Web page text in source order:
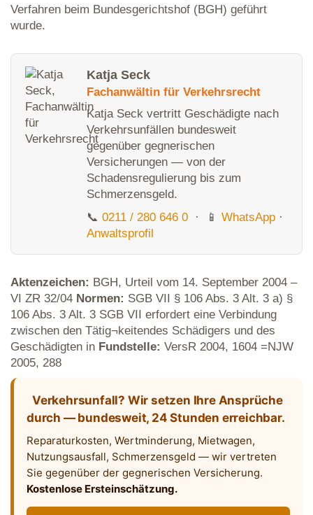
Verfahren beim Bundesgerichtshof (BGH) geführt
wurde.
Katja Seck
Fachanwältin für Verkehrsrecht
Katja Seck vertritt Geschädigte nach
Verkehrsunfällen bundesweit
gegenüber gegnerischen
Versicherungen — von der
Schadensregulierung bis zum
Schmerzensgeld.
📞 0211 / 280 646 0 · 📱 WhatsApp ·
Anwaltsprofil
Aktenzeichen: BGH, Urteil vom 14. September 2004 –
VI ZR 32/04 Normen: SGB VII § 106 Abs. 3 Alt. 3 a) §
106 Abs. 3 Alt. 3 SGB VII erfordert eine Verbindung
zwischen den Tätig¬keitendes Schädigers und des
Geschädigten in Fundstelle: VersR 2004, 1604 =NJW
2005, 288
Verkehrsunfall? Wir setzen Ihre Ansprüche
durch — bundesweit, 24 Stunden erreichbar.
Reparaturkosten, Wertminderung, Mietwagen,
Nutzungsausfall, Schmerzensgeld — wir vertreten
Sie gegenüber der gegnerischen Versicherung.
Kostenlose Ersteinschätzung.